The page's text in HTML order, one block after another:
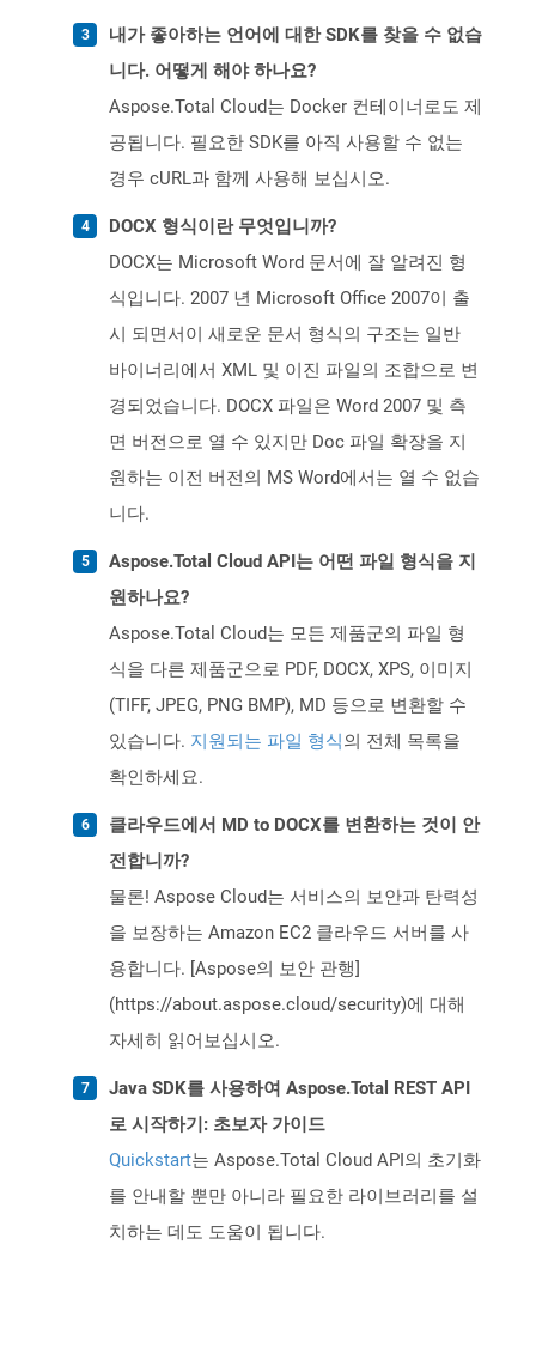
내가 좋아하는 언어에 대한 SDK를 찾을 수 없습
니다. 어떻게 해야 하나요?
Aspose.Total Cloud는 Docker 컨테이너로도 제
공됩니다. 필요한 SDK를 아직 사용할 수 없는
경우 cURL과 함께 사용해 보십시오.
DOCX 형식이란 무엇입니까?
DOCX는 Microsoft Word 문서에 잘 알려진 형
식입니다. 2007 년 Microsoft Office 2007이 출
시 되면서이 새로운 문서 형식의 구조는 일반
바이너리에서 XML 및 이진 파일의 조합으로 변
경되었습니다. DOCX 파일은 Word 2007 및 측
면 버전으로 열 수 있지만 Doc 파일 확장을 지
원하는 이전 버전의 MS Word에서는 열 수 없습
니다.
Aspose.Total Cloud API는 어떤 파일 형식을 지
원하나요?
Aspose.Total Cloud는 모든 제품군의 파일 형
식을 다른 제품군으로 PDF, DOCX, XPS, 이미지
(TIFF, JPEG, PNG BMP), MD 등으로 변환할 수
있습니다. 지원되는 파일 형식의 전체 목록을
확인하세요.
클라우드에서 MD to DOCX를 변환하는 것이 안
전합니까?
물론! Aspose Cloud는 서비스의 보안과 탄력성
을 보장하는 Amazon EC2 클라우드 서버를 사
용합니다. [Aspose의 보안 관행]
(https://about.aspose.cloud/security)에 대해
자세히 읽어보십시오.
Java SDK를 사용하여 Aspose.Total REST API
로 시작하기: 초보자 가이드
Quickstart는 Aspose.Total Cloud API의 초기화
를 안내할 뿐만 아니라 필요한 라이브러리를 설
치하는 데도 도움이 됩니다.